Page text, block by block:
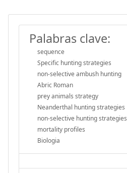
Palabras clave:
sequence
Specific hunting strategies
non-selective ambush hunting
Abric Roman
prey animals strategy
Neanderthal hunting strategies
non-selective hunting strategies
mortality profiles
Biologia